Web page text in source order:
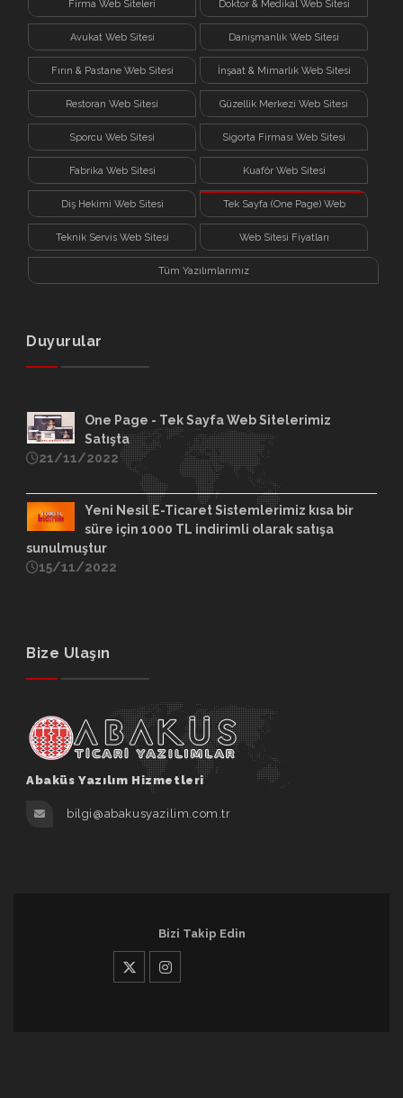
Firma Web Siteleri Doktor & Medikal Web Sitesi
Avukat Web Sitesi Danışmanlık Web Sitesi
Fırın & Pastane Web Sitesi İnşaat & Mimarlık Web Sitesi
Restoran Web Sitesi Güzellik Merkezi Web Sitesi
Sporcu Web Sitesi Sigorta Firması Web Sitesi
Fabrika Web Sitesi Kuaför Web Sitesi
Diş Hekimi Web Sitesi Tek Sayfa (One Page) Web
Sitesi
Teknik Servis Web Sitesi Web Sitesi Fiyatları
Tüm Yazılımlarımız
Duyurular
One Page - Tek Sayfa Web Sitelerimiz
Satışta
21/11/2022
Yeni Nesil E-Ticaret Sistemlerimiz kısa bir
süre için 1000 TL indirimli olarak satışa
sunulmuştur
15/11/2022
Bize Ulaşın
Abaküs Yazılım Hizmetleri
bilgi@abakusyazilim.com.tr
Bizi Takip Edin